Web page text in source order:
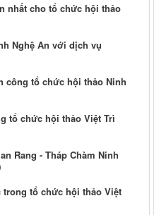
nhất cho tổ chức hội thảo
Nghệ An với dịch vụ
công tổ chức hội thảo Ninh
tổ chức hội thảo Việt Trì
Rang - Tháp Chàm Ninh
trong tổ chức hội thảo Việt